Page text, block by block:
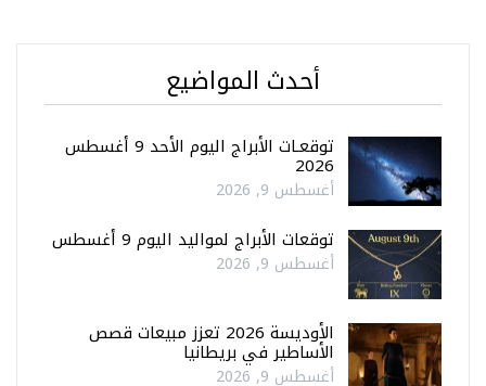
أحدث المواضيع
توقعـات الأبراج اليوم الأحد 9 أغسطس
2026
أغسطس 9, 2026
توقعات الأبراج لمواليد اليوم 9 أغسطس
أغسطس 9, 2026
الأوديسة 2026 تعزز مبيعات قصص
الأساطير في بريطانيا
أغسطس 9, 2026